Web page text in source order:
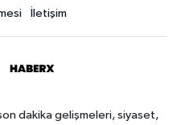
İletişim
dakika gelişmeleri, siyaset,